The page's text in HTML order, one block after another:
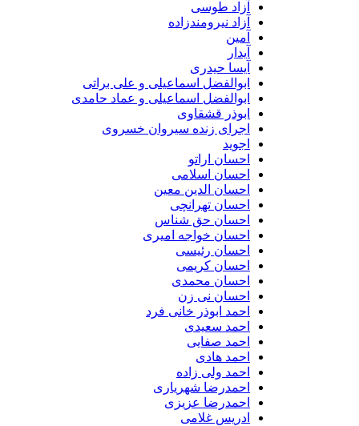
آزاد طوسی
آزاد نیرومندزاده
آیسا حیدری
ابوالفضل اسماعیلی و علی براتی
ابوالفضل اسماعیلی و عماد حامدی
ابوذر قشقاوی
اجرای زنده سیروان خسروی
احسان اراتو
احسان اسلامی
احسان الدین معین
احسان تهرانچی
احسان حق شناس
احسان خواجه امیری
احسان رئیسی
احسان کریمی
احسان محمدی
احسان نی زن
احمد ابوذر خانی فرد
احمد سعیدی
احمد صفایی
احمد هادی
احمد ولی زاده
احمدرضا شهریاری
احمدرضا عزیزی
ادریس غلامی